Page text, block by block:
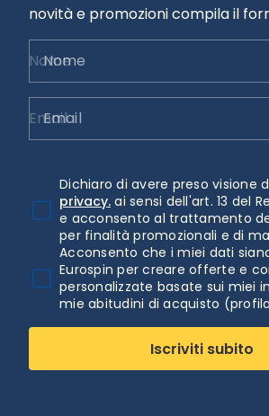
novità e promozioni compila il
Nome
Email
Dichiaro di avere preso visione
privacy. ai sensi dell'art. 13 del
e acconsento al trattamento
per finalità promozionali e di
Acconsento che i miei dati
Eurospin per creare offerte e
personalizzate basate sui miei
mie abitudini di acquisto
Iscriviti subito